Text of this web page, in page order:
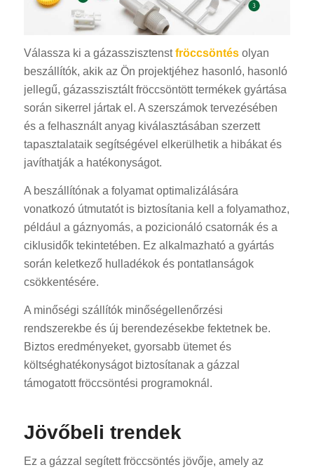
Válassza ki a gázasszisztenstfröccsöntésolyan
beszállítók, akik az Ön projektjéhez hasonló, hasonló
jellegű, gázasszisztált fröccsöntött termékek gyártása
során sikerrel jártak el. A szerszámok tervezésében
és a felhasznált anyag kiválasztásában szerzett
tapasztalataik segítségével elkerülhetik a hibákat és
javíthatják a hatékonyságot.
A beszállítónak a folyamat optimalizálására
vonatkozó útmutatót is biztosítania kell a folyamathoz,
például a gáznyomás, a pozicionáló csatornák és a
ciklusidők tekintetében. Ez alkalmazható a gyártás
során keletkező hulladékok és pontatlanságok
csökkentésére.
A minőségi szállítók minőségellenőrzési
rendszerekbe és új berendezésekbe fektetnek be.
Biztos eredményeket, gyorsabb ütemet és
költséghatékonyságot biztosítanak a gázzal
támogatott fröccsöntési programoknál.
Jövőbeli trendek
Ez a gázzal segített fröccsöntés jövője, amely az